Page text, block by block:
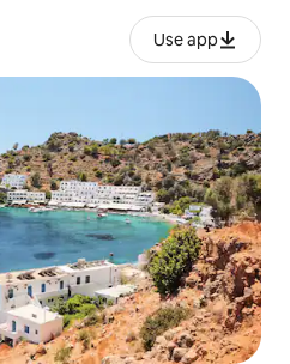
Use app